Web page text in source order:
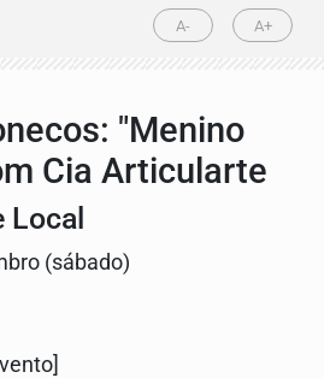
A- A+
"Menino
Cia Articularte
Local
(sábado)